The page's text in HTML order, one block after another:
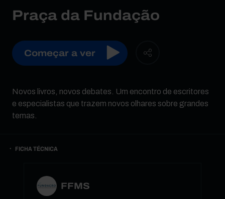
Praça da Fundação
Começar a ver
Novos livros, novos debates. Um encontro de escritores
e especialistas que trazem novos olhares sobre grandes
temas.
FICHA TÉCNICA
FFMS